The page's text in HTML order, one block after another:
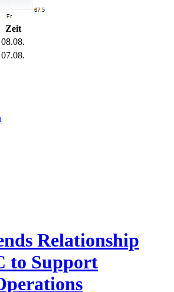
Zeit
08.08.
07.08.
Relationship
to Support